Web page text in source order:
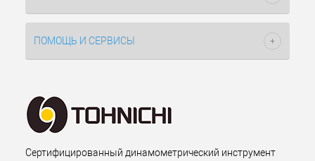
ПОМОЩЬ И СЕРВИСЫ
Сертифицированный динамометрический инструмент